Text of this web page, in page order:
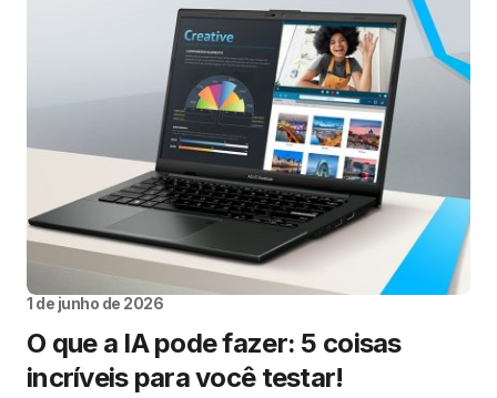
1 de junho de 2026
O que a IA pode fazer: 5 coisas
incríveis para você testar!